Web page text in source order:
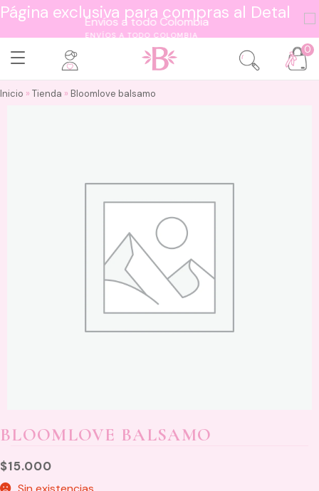
Página exclusiva para compras al Detal
ENVÍOS A TODO COLOMBIA
0
Inicio » Tienda » Bloomlove balsamo
BLOOMLOVE BALSAMO
$15.000